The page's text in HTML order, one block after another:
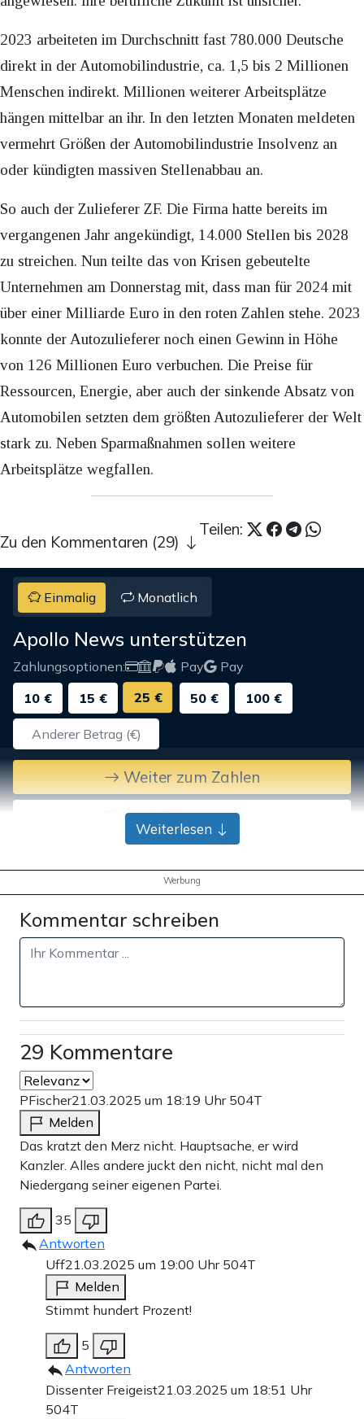
2023 arbeiteten im Durchschnitt fast 780.000 Deutsche
direkt in der Automobilindustrie, ca. 1,5 bis 2 Millionen
Menschen indirekt. Millionen weiterer Arbeitsplätze
hängen mittelbar an ihr. In den letzten Monaten meldeten
vermehrt Größen der Automobilindustrie Insolvenz an
oder kündigten massiven Stellenabbau an.
So auch der Zulieferer ZF. Die Firma hatte bereits im
vergangenen Jahr angekündigt, 14.000 Stellen bis 2028
zu streichen. Nun teilte das von Krisen gebeutelte
Unternehmen am Donnerstag mit, dass man für 2024 mit
über einer Milliarde Euro in den roten Zahlen stehe. 2023
konnte der Autozulieferer noch einen Gewinn in Höhe
von 126 Millionen Euro verbuchen. Die Preise für
Ressourcen, Energie, aber auch der sinkende Absatz von
Automobilen setzten dem größten Autozulieferer der Welt
stark zu. Neben Sparmaßnahmen sollen weitere
Arbeitsplätze wegfallen.
Teilen:
Zu den Kommentaren (29)
Einmalig Monatlich
Apollo News unterstützen
Zahlungsoptionen: Pay
Pay
10 €
15 € 25 € 50 € 100 €
Weiter zum Zahlen
Bank-Überweisung
Weiterlesen
Werbung
Kommentar schreiben
29 Kommentare
PFischer21.03.2025 um 18:19 Uhr 504T
Melden
Das kratzt den Merz nicht. Hauptsache, er wird
Kanzler. Alles andere juckt den nicht, nicht mal den
Niedergang seiner eigenen Partei.
35
Antworten
Uff21.03.2025 um 19:00 Uhr 504T
Melden
Stimmt hundert Prozent!
5
Antworten
Dissenter Freigeist21.03.2025 um 18:51 Uhr
504T